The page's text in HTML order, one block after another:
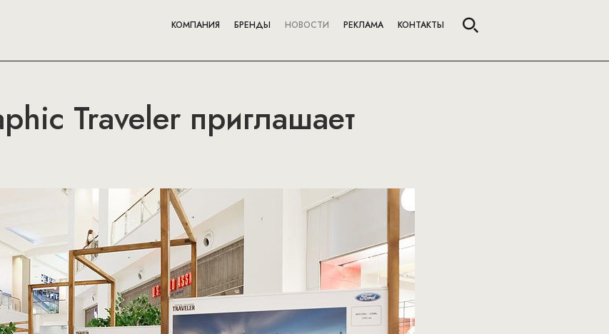
КОМПАНИЯ БРЕНДЫ НОВОСТИ РЕКЛАМА КОНТАКТЫ
Traveler приглашает